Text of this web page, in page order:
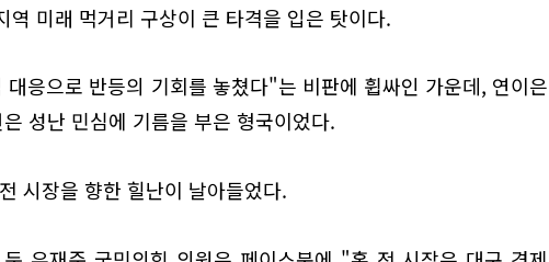
역 미래 먹거리 구상이 큰 타격을 입은 탓이다.
응으로 반등의 기회를 놓쳤다"는 비판에 휩싸인 가운데, 연이은
성난 민심에 기름을 부은 형국이었다.
시장을 향한 힐난이 날아들었다.